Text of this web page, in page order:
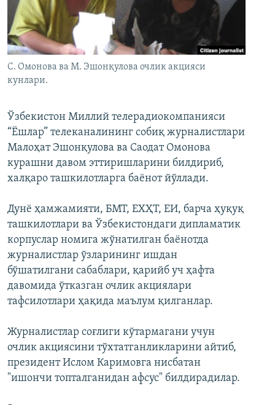
С. Омонова ва М. Эшонқулова очлик акцияси
кунлари.
Ўзбекистон Миллий телерадиокомпанияси
“Ёшлар” телеканалининг собиқ журналистлари
Малоҳат Эшонқулова ва Саодат Омонова
курашни давом эттиришларини билдириб,
халқаро ташкилотларга баёнот йўллади.
Дунё ҳамжамияти, БМТ, ЕХҲТ, ЕИ, барча ҳуқуқ
ташкилотлари ва Ўзбекистондаги дипламатик
корпуслар номига жўнатилган баёнотда
журналистлар ўзларининг ишдан
бўшатилгани сабаблари, қарийб уч ҳафта
давомида ўтказган очлик акциялари
тафсилотлари ҳақида маълум қилганлар.
Журналистлар соғлиги кўтармагани учун
очлик акциясини тўхтатганликларини айтиб,
президент Ислом Каримовга нисбатан
"ишончи топталганидан афсус" билдирадилар.